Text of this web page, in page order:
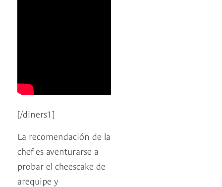
[/diners1]
La recomendación de la
chef es aventurarse a
probar el cheescake de
arequipe y